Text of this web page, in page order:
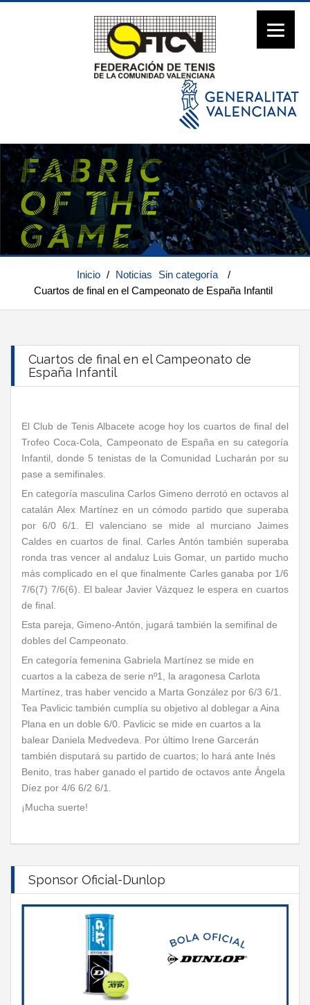
Inicio / Noticias Sin categoría
/
Cuartos de final en el Campeonato de España Infantil
Cuartos de final en el Campeonato de
España Infantil
El Club de Tenis Albacete acoge hoy los cuartos de final del
Trofeo Coca-Cola, Campeonato de España en su categoría
Infantil, donde 5 tenistas de la Comunidad Lucharán por su
pase a semifinales.
En categoría masculina Carlos Gimeno derrotó en octavos al
catalán Alex Martínez en un cómodo partido que superaba
por 6/0 6/1. El valenciano se mide al murciano Jaimes
Caldes en cuartos de final. Carles Antón también superaba
ronda tras vencer al andaluz Luis Gomar, un partido mucho
más complicado en el que finalmente Carles ganaba por 1/6
7/6(7) 7/6(6). El balear Javier Vázquez le espera en cuartos
de final.
Esta pareja, Gimeno-Antón, jugará también la semifinal de
dobles del Campeonato.
En categoría femenina Gabriela Martínez se mide en
cuartos a la cabeza de serie nº1, la aragonesa Carlota
Martínez, tras haber vencido a Marta González por 6/3 6/1.
Tea Pavlicic también cumplía su objetivo al doblegar a Aina
Plana en un doble 6/0. Pavlicic se mide en cuartos a la
balear Daniela Medvedeva. Por último Irene Garcerán
también disputará su partido de cuartos; lo hará ante Inés
Benito, tras haber ganado el partido de octavos ante Ángela
Díez por 4/6 6/2 6/1.
¡Mucha suerte!
Sponsor Oficial-Dunlop